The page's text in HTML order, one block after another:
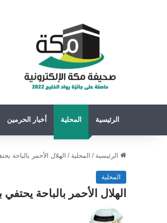
الرئيسية المحلية أخبار الحرمين
الرئيسية / المحلية / الهلال الأحمر بالباحة يحتفي بيومه العالمي
المحلية
الهلال الأحمر بالباحة يحتفي بيومه العالمي 2026 تحت